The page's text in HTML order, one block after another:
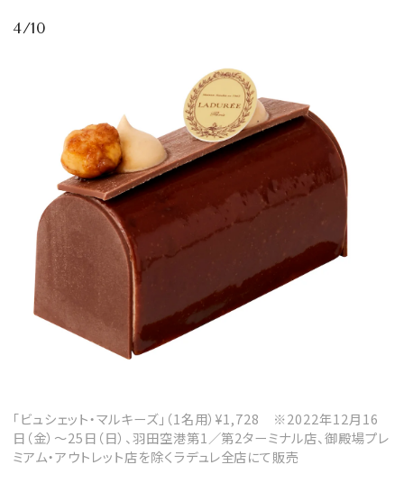
4/10
「ビュシェット・マルキーズ」（1名用）¥1,728 ※2022年12月16
日（金）～25日（日）、羽田空港第1／第2ターミナル店、御殿場プレ
ミアム・アウトレット店を除くラデュレ全店にて販売